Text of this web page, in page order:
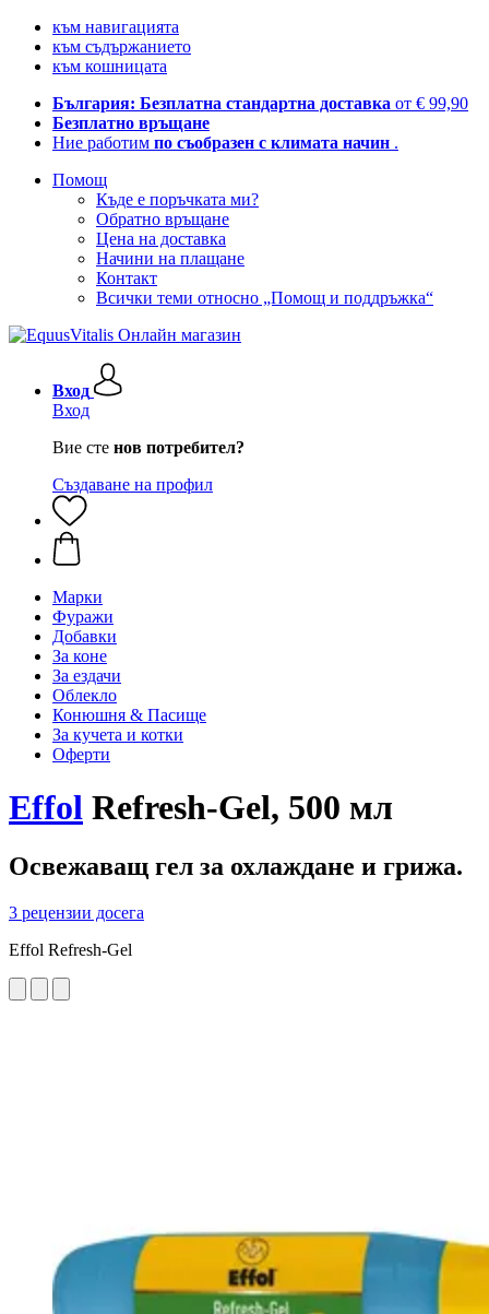
към навигацията
към съдържанието
към кошницата
България: Безплатна стандартна доставка от € 99,90
Безплатно връщане
Ние работим по съобразен с климата начин .
Помощ
Къде е поръчката ми?
Обратно връщане
Цена на доставка
Начини на плащане
Контакт
Всички теми относно „Помощ и поддръжка“
Вход
Вход
Вие сте нов потребител?
Създаване на профил
Марки
Фуражи
Добавки
За коне
За ездачи
Облекло
Конюшня & Пасище
За кучета и котки
Оферти
Effol Refresh-Gel, 500 мл
Освежаващ гел за охлаждане и грижа.
3 рецензии досега
Effol Refresh-Gel